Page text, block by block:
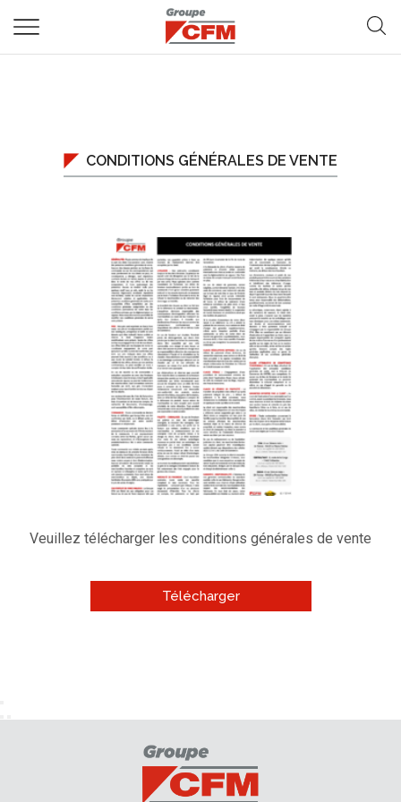
CONDITIONS GÉNÉRALES DE VENTE
Veuillez télécharger les conditions générales de vente
Télécharger